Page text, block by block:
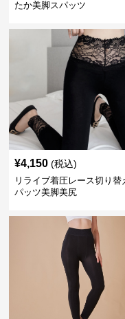
たか美脚スパッツ
¥4,150 (税込)
リライブ着圧レース切り替
パッツ美脚美尻